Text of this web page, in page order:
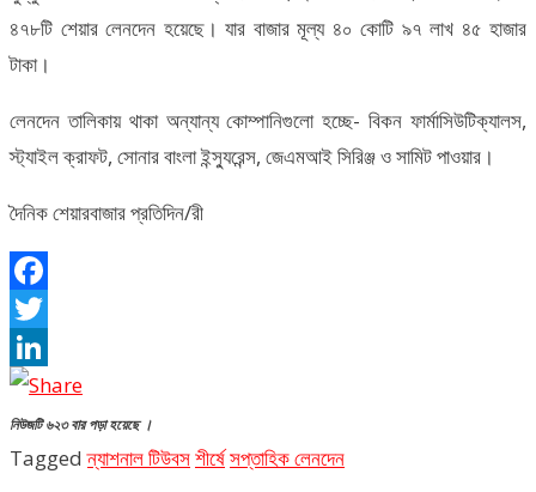
৪৭৮টি শেয়ার লেনদেন হয়েছে। যার বাজার মূল্য ৪০ কোটি ৯৭ লাখ ৪৫ হাজার
টাকা।
লেনদেন তালিকায় থাকা অন্যান্য কোম্পানিগুলো হচ্ছে- বিকন ফার্মাসিউটিক্যালস,
স্ট্যাইল ক্রাফট, সোনার বাংলা ইন্স্যুরেন্স, জেএমআই সিরিঞ্জ ও সামিট পাওয়ার।
দৈনিক শেয়ারবাজার প্রতিদিন/রী
Facebook
Twitter
LinkedIn
নিউজটি ৬২৩ বার পড়া হয়েছে ।
Taggedন্যাশনাল টিউবসশীর্ষেসপ্তাহিক লেনদেন